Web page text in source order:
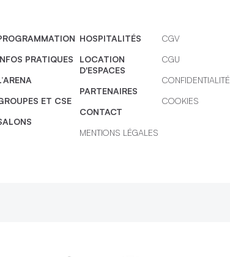
PRATIQUES
ET CSE
HOSPITALITÉS
LOCATION
D'ESPACES
PARTENAIRES
CONTACT
MENTIONS LÉGALES
CGV
CGU
CONFIDENTIALITÉ
COOKIES